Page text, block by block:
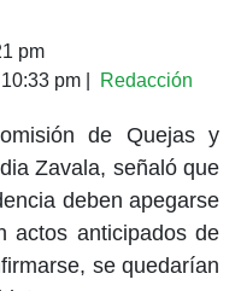
pm
pm| Redacción
de Quejas y
Zavala, señaló que
deben apegarse
actos anticipados de
se quedarían